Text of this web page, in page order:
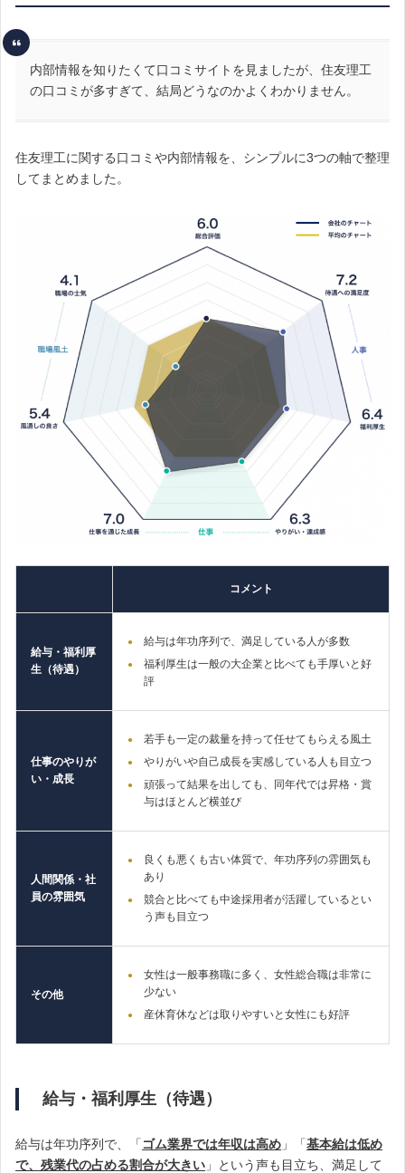
内部情報を知りたくて口コミサイトを見ましたが、住友理工
の口コミが多すぎて、結局どうなのかよくわかりません。
住友理工に関する口コミや内部情報を、シンプルに3つの軸で整理
してまとめました。
コメント
給与・福利厚
生（待遇）
給与は年功序列で、満足している人が多数
福利厚生は一般の大企業と比べても手厚いと好
評
仕事のやりが
い・成長
若手も一定の裁量を持って任せてもらえる風土
やりがいや自己成長を実感している人も目立つ
頑張って結果を出しても、同年代では昇格・賞
与はほとんど横並び
人間関係・社
員の雰囲気
良くも悪くも古い体質で、年功序列の雰囲気も
あり
競合と比べても中途採用者が活躍しているとい
う声も目立つ
その他
女性は一般事務職に多く、女性総合職は非常に
少ない
産休育休などは取りやすいと女性にも好評
給与・福利厚生（待遇）
給与は年功序列で、「ゴム業界では年収は高め 」「基本給は低め
で、残業代の占める割合が大きい 」という声も目立ち、満足して